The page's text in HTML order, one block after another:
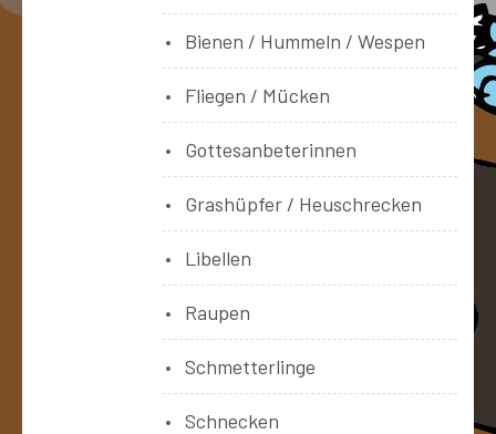
Bienen / Hummeln / Wespen
Fliegen / Mücken
Gottesanbeterinnen
Grashüpfer / Heuschrecken
Libellen
Raupen
Schmetterlinge
Schnecken